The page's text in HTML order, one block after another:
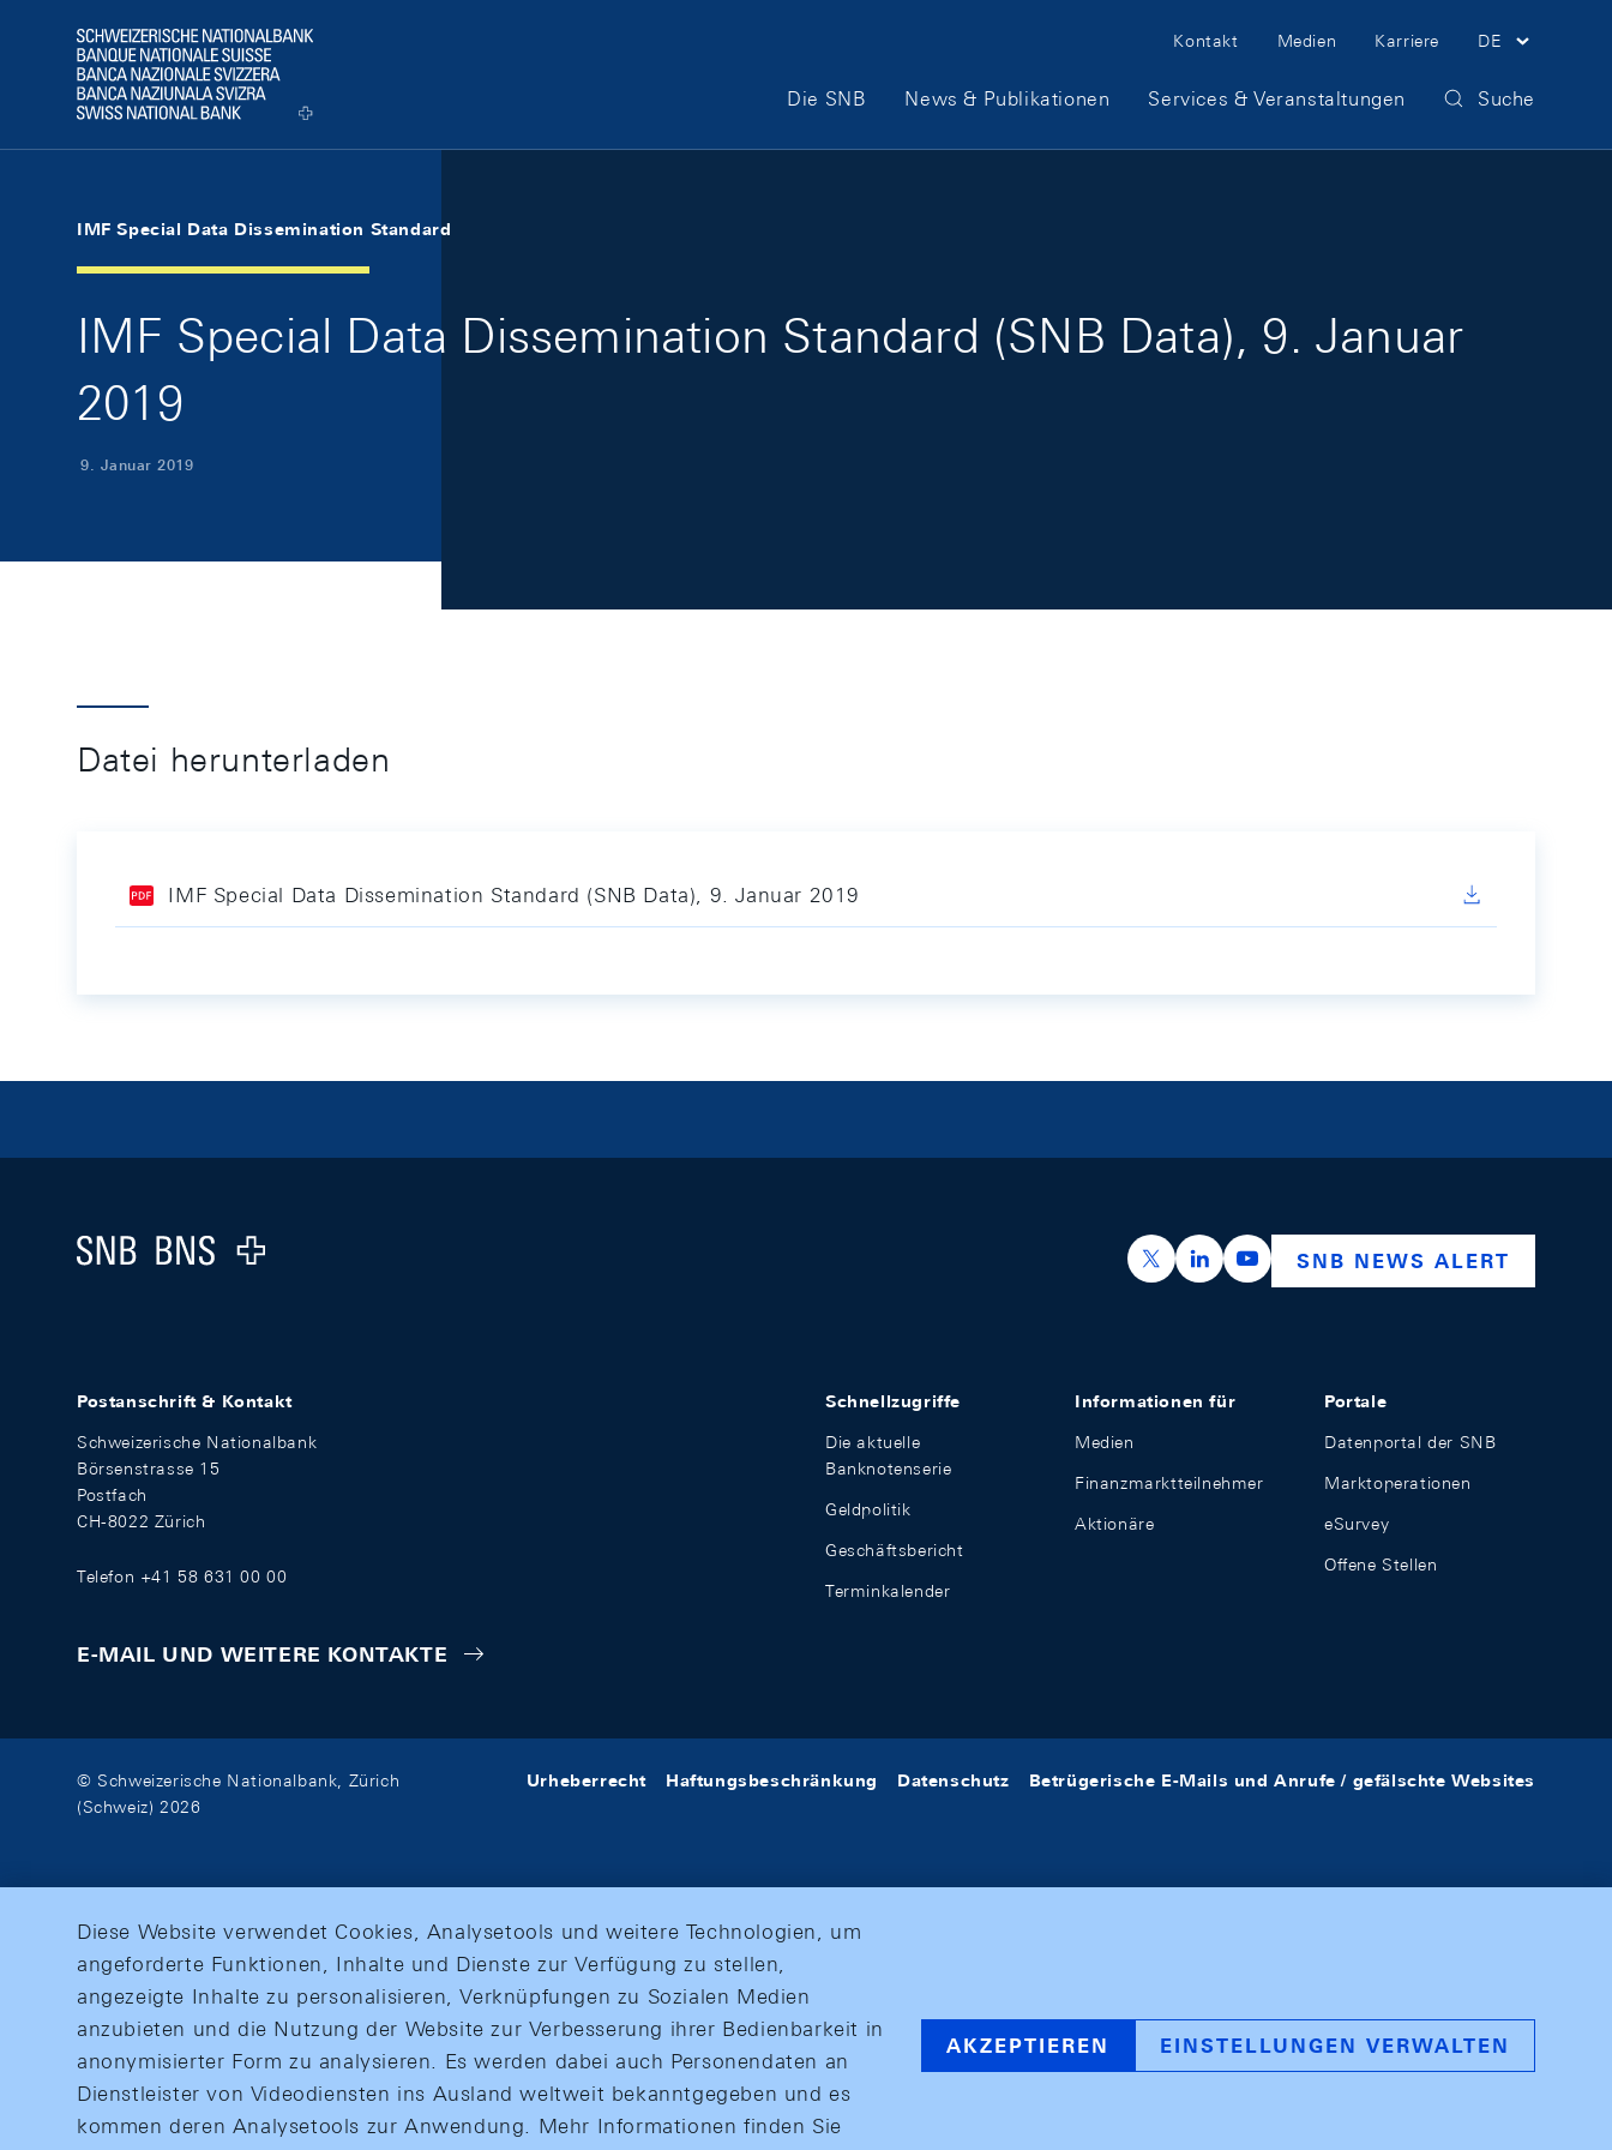
Logo
Meta Navigation
Kontakt Medien Karriere DE
Hauptnavigation
Die SNB News & Publikationen Services & Veranstaltungen Suche
IMF Special Data Dissemination Standard
IMF Special Data Dissemination Standard (SNB Data), 9. Januar
2019
9. Januar 2019
Datei herunterladen
IMF Special Data Dissemination Standard (SNB Data), 9. Januar 2019
Logo
https://x.com/snb_bns
https://ch.linkedin.com/company/swiss-
https://www.youtube.com/
SNB NEWS ALERT
Postanschrift & Kontakt
Schweizerische Nationalbank
Börsenstrasse 15
Postfach
CH-8022 Zürich
Telefon +41 58 631 00 00
E-MAIL UND WEITERE KONTAKTE
Schnellzugriffe
Die aktuelle
Banknotenserie
Geldpolitik
Geschäftsbericht
Terminkalender
Informationen für
Medien
Finanzmarktteilnehmer
Aktionäre
Portale
Datenportal der SNB
Marktoperationen
eSurvey
Offene Stellen
© Schweizerische Nationalbank, Zürich
(Schweiz) 2026
Urheberrecht Haftungsbeschränkung Datenschutz Betrügerische E-Mails und Anrufe / gefälschte Websites
Diese Website verwendet Cookies, Analysetools und weitere Technologien, um
angeforderte Funktionen, Inhalte und Dienste zur Verfügung zu stellen,
angezeigte Inhalte zu personalisieren, Verknüpfungen zu Sozialen Medien
anzubieten und die Nutzung der Website zur Verbesserung ihrer Bedienbarkeit in
anonymisierter Form zu analysieren. Es werden dabei auch Personendaten an
Dienstleister von Videodiensten ins Ausland weltweit bekanntgegeben und es
kommen deren Analysetools zur Anwendung. Mehr Informationen finden Sie
AKZEPTIEREN EINSTELLUNGEN VERWALTEN